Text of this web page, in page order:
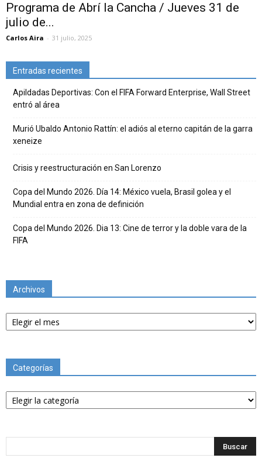
Programa de Abrí la Cancha / Jueves 31 de
julio de...
Carlos Aira - 31 julio, 2025
Entradas recientes
Apildadas Deportivas: Con el FIFA Forward Enterprise, Wall Street
entró al área
Murió Ubaldo Antonio Rattín: el adiós al eterno capitán de la garra
xeneize
Crisis y reestructuración en San Lorenzo
Copa del Mundo 2026. Día 14: México vuela, Brasil golea y el
Mundial entra en zona de definición
Copa del Mundo 2026. Dia 13: Cine de terror y la doble vara de la
FIFA
Archivos
Archivos
Categorías
Categorías